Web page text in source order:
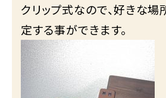
クリップ式なので、好きな
定する事ができます。